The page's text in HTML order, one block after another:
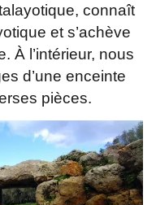
connaît
et s’achève
À l’intérieur, nous
d’une enceinte
pièces.